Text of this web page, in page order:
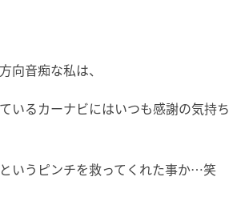
向音痴な私は、
いるカーナビにはいつも感謝の気持ち
いうピンチを救ってくれた事か…笑